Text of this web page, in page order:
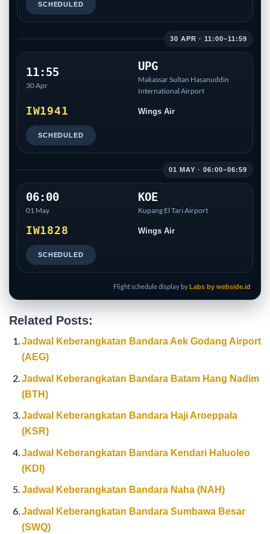
SCHEDULED
30 APR · 11:00–11:59
11:55
30 Apr
UPG
Makassar Sultan Hasanuddin
International Airport
IW1941 Wings Air
SCHEDULED
01 MAY · 06:00–06:59
06:00
01 May
KOE
Kupang El Tari Airport
IW1828 Wings Air
SCHEDULED
Flight schedule display byLabs by webside.id
Related Posts:
Jadwal Keberangkatan Bandara Aek Godang Airport
(AEG)
Jadwal Keberangkatan Bandara Batam Hang Nadim
(BTH)
Jadwal Keberangkatan Bandara Haji Aroeppala
(KSR)
Jadwal Keberangkatan Bandara Kendari Haluoleo
(KDI)
Jadwal Keberangkatan Bandara Naha (NAH)
Jadwal Keberangkatan Bandara Sumbawa Besar
(SWQ)